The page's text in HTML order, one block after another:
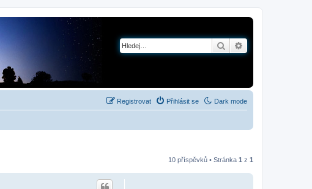
Hledat
Dark mode
Přihlásit se
Registrovat
10 příspěvků • Stránka 1 z 1